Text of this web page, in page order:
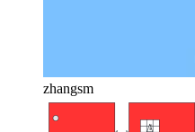
zhangsm